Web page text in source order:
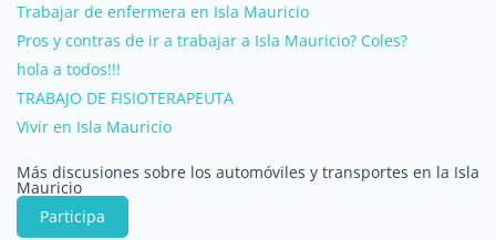
Trabajar de enfermera en Isla Mauricio
Pros y contras de ir a trabajar a Isla Mauricio? Coles?
hola a todos!!!
TRABAJO DE FISIOTERAPEUTA
Vivir en Isla Mauricio
Más discusiones sobre los automóviles y transportes en la Isla
Mauricio
Participa